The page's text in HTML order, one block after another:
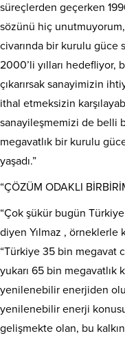
süreçlerden geçerken
sözünü hiç
civarında bir kurulu güce
2000’li yılları
çıkarırsak sanayimizin
ithal etmeksizin
sanayileşmemizi de belli
megavatlık bir kurulu
yaşadı.”
“ÇÖZÜM ODAKLI
“Çok şükür bugün
diyen Yılmaz , örneklerle
“Türkiye 35 bin megavat
yukarı 65 bin
yenilenebilir enerjiden
yenilenebilir enerji
gelişmekte olan, bu